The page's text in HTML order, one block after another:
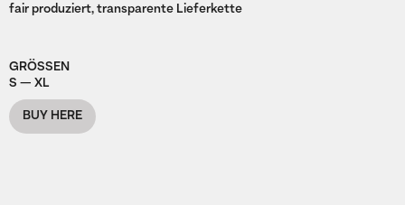
fair produziert, transparente Lieferkette
GRÖSSEN
S — XL
BUY HERE